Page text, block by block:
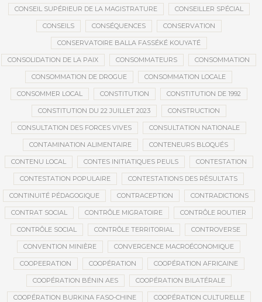
CONSEIL SUPÉRIEUR DE LA MAGISTRATURE CONSEILLER SPÉCIAL
CONSEILS CONSÉQUENCES CONSERVATION
CONSERVATOIRE BALLA FASSÉKÉ KOUYATÉ
CONSOLIDATION DE LA PAIX CONSOMMATEURS CONSOMMATION
CONSOMMATION DE DROGUE CONSOMMATION LOCALE
CONSOMMER LOCAL CONSTITUTION CONSTITUTION DE 1992
CONSTITUTION DU 22 JUILLET 2023 CONSTRUCTION
CONSULTATION DES FORCES VIVES CONSULTATION NATIONALE
CONTAMINATION ALIMENTAIRE CONTENEURS BLOQUÉS
CONTENU LOCAL CONTES INITIATIQUES PEULS CONTESTATION
CONTESTATION POPULAIRE CONTESTATIONS DES RÉSULTATS
CONTINUITÉ PÉDAGOGIQUE CONTRACEPTION CONTRADICTIONS
CONTRAT SOCIAL CONTRÔLE MIGRATOIRE CONTRÔLE ROUTIER
CONTRÔLE SOCIAL CONTRÔLE TERRITORIAL CONTROVERSE
CONVENTION MINIÈRE CONVERGENCE MACROÉCONOMIQUE
COOPEERATION COOPÉRATION COOPÉRATION AFRICAINE
COOPÉRATION BÉNIN AES COOPÉRATION BILATÉRALE
COOPÉRATION BURKINA FASO-CHINE COOPÉRATION CULTURELLE